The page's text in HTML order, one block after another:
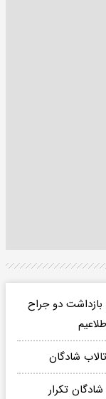
دو جراح
شادگان
تکرار